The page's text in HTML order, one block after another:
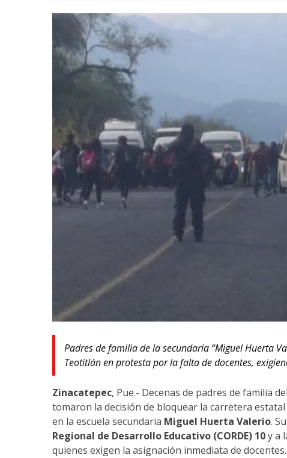
Padres de familia de la secundaria “Miguel Huerta
Teotitlán en protesta por la falta de docentes,
Zinacatepec, Pue.- Decenas de padres de familia
tomaron la decisión de bloquear la carretera
en la escuela secundaria Miguel Huerta Valerio.
Regional de Desarrollo Educativo (CORDE) 10y a
quienes exigen la asignación inmediata de docentes.